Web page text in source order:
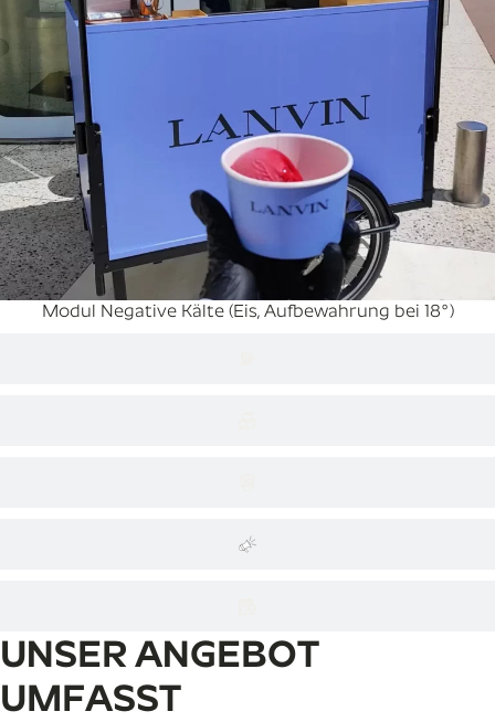
Modul Negative Kälte (Eis, Aufbewahrung bei 18°)
UNSER ANGEBOT
UMFASST